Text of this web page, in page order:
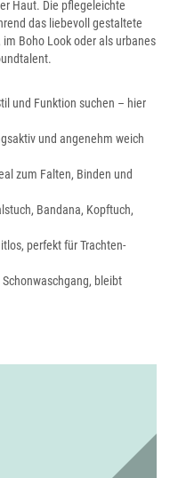
Haut. Die pflegeleichte
das liebevoll gestaltete
Boho Look oder als urbanes
und Funktion suchen – hier
und angenehm weich
zum Falten, Binden und
Bandana, Kopftuch,
perfekt für Trachten-
bleibt